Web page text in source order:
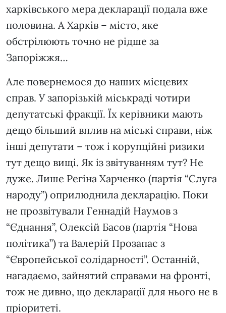
харківського мера декларації подала вже
половина. А Харків – місто, яке
обстрілюють точно не рідше за
Запоріжжя…
Але повернемося до наших місцевих
справ. У запорізькій міськраді чотири
депутатські фракції. Їх керівники мають
дещо більший вплив на міські справи, ніж
інші депутати – тож і корупційні ризики
тут дещо вищі. Як із звітуванням тут? Не
дуже. Лише Регіна Харченко (партія “Слуга
народу”) оприлюднила декларацію. Поки
не прозвітували Геннадій Наумов з
“Єднання”, Олексій Басов (партія “Нова
політика”) та Валерій Прозапас з
“Європейської солідарності”. Останній,
нагадаємо, зайнятий справами на фронті,
тож не дивно, що декларації для нього не в
пріоритеті.